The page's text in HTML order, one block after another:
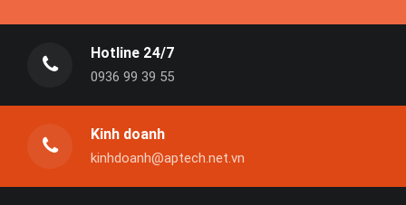
Bảng giá thiết kế website chuyên nghiệp
Website Aptech là công ty thiết kế website
chuyên nghiệp được...
Dịch vụ tối ưu website
Sau khi website được xây dựng xong và đi
Hotline 24/7
0936 99 39 55
Kinh doanh
kinhdoanh@aptech.net.vn